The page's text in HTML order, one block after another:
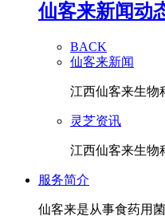
仙客来新闻动
BACK
仙客来新闻
江西仙客来生物
灵芝资讯
江西仙客来生物
服务简介
仙客来是从事食药用